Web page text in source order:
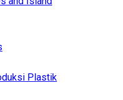
Plastik